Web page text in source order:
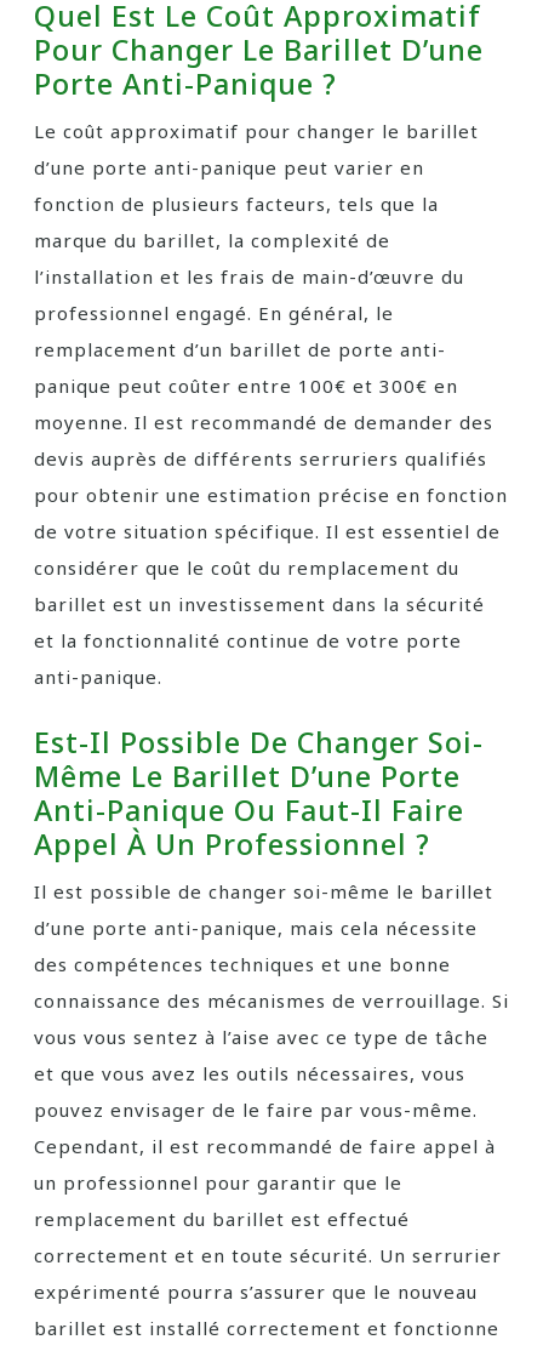
Quel Est Le Coût Approximatif
Pour Changer Le Barillet D’une
Porte Anti-Panique ?
Le coût approximatif pour changer le barillet
d’une porte anti-panique peut varier en
fonction de plusieurs facteurs, tels que la
marque du barillet, la complexité de
l’installation et les frais de main-d’œuvre du
professionnel engagé. En général, le
remplacement d’un barillet de porte anti-
panique peut coûter entre 100€ et 300€ en
moyenne. Il est recommandé de demander des
devis auprès de différents serruriers qualifiés
pour obtenir une estimation précise en fonction
de votre situation spécifique. Il est essentiel de
considérer que le coût du remplacement du
barillet est un investissement dans la sécurité
et la fonctionnalité continue de votre porte
anti-panique.
Est-Il Possible De Changer Soi-
Même Le Barillet D’une Porte
Anti-Panique Ou Faut-Il Faire
Appel À Un Professionnel ?
Il est possible de changer soi-même le barillet
d’une porte anti-panique, mais cela nécessite
des compétences techniques et une bonne
connaissance des mécanismes de verrouillage. Si
vous vous sentez à l’aise avec ce type de tâche
et que vous avez les outils nécessaires, vous
pouvez envisager de le faire par vous-même.
Cependant, il est recommandé de faire appel à
un professionnel pour garantir que le
remplacement du barillet est effectué
correctement et en toute sécurité. Un serrurier
expérimenté pourra s’assurer que le nouveau
barillet est installé correctement et fonctionne